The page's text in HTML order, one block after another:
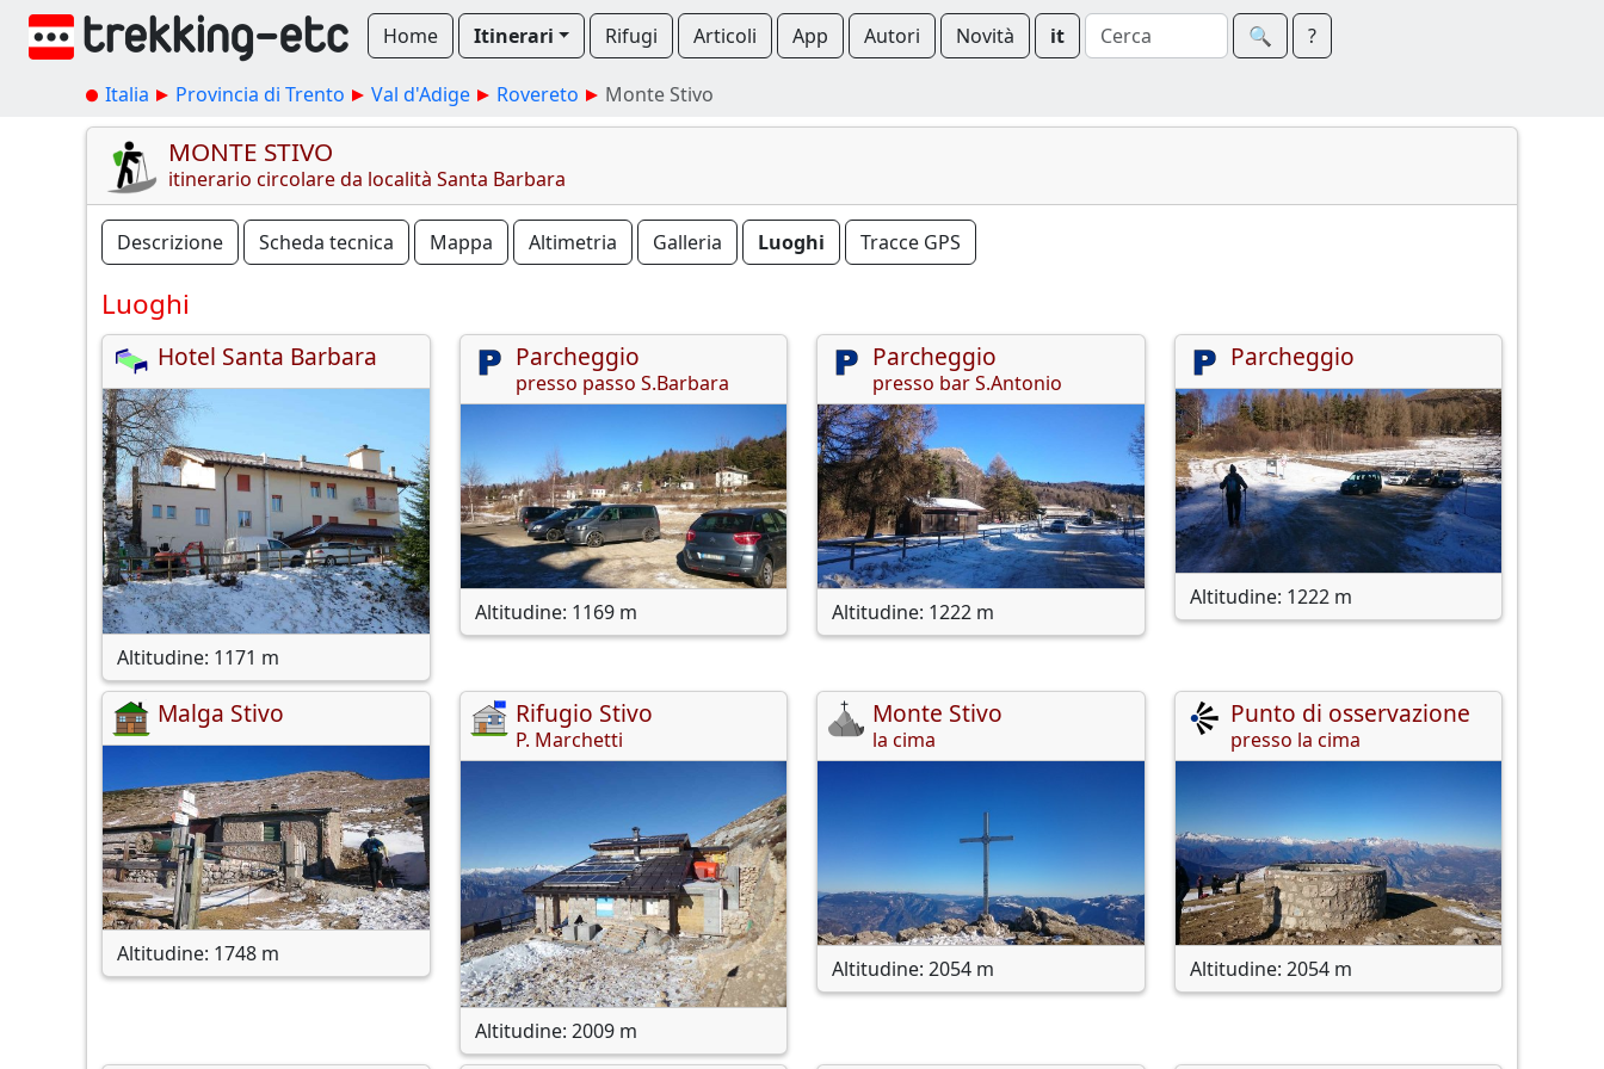
Home Itinerari Rifugi Articoli App Autori Novità it 🔍︎ ?
Italia Provincia di Trento Val d'Adige Rovereto Monte Stivo
MONTE STIVO
itinerario circolare da località Santa Barbara
Descrizione Scheda tecnica Mappa Altimetria Galleria Luoghi Tracce GPS
Luoghi
Hotel Santa Barbara
Altitudine: 1171 m
Parcheggio
presso passo S.Barbara
Altitudine: 1169 m
Parcheggio
presso bar S.Antonio
Altitudine: 1222 m
Parcheggio
Altitudine: 1222 m
Malga Stivo
Altitudine: 1748 m
Rifugio Stivo
P. Marchetti
Altitudine: 2009 m
Monte Stivo
la cima
Altitudine: 2054 m
Punto di osservazione
presso la cima
Altitudine: 2054 m